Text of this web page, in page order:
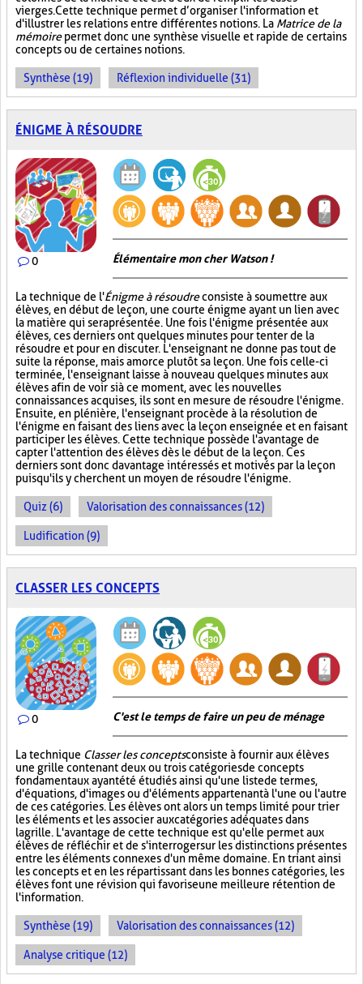
vierges. Cette technique permet d’organiser l'information et
d'illustrer les relations entre différentes notions. La Matrice de la
mémoirepermet donc une synthèse visuelle et rapide de certains
concepts ou de certaines notions.
Synthèse (19) Réflexion individuelle (31)
ÉNIGME À RÉSOUDRE
0 Élémentaire mon cher Watson !
La technique de l'Énigme à résoudreconsiste à soumettre aux
élèves, en début de leçon, une courte énigme ayant un lien avec
la matière qui sera présentée. Une fois l'énigme présentée aux
élèves, ces derniers ont quelques minutes pour tenter de la
résoudre et pour en discuter. L'enseignant ne donne pas tout de
suite la réponse, mais amorce plutôt sa leçon. Une fois celle-ci
terminée, l'enseignant laisse à nouveau quelques minutes aux
élèves afin de voir si à ce moment, avec les nouvelles
connaissances acquises, ils sont en mesure de résoudre l'énigme.
Ensuite, en plénière, l'enseignant procède à la résolution de
l'énigme en faisant des liens avec la leçon enseignée et en faisant
participer les élèves. Cette technique possède l'avantage de
capter l'attention des élèves dès le début de la leçon. Ces
derniers sont donc davantage intéressés et motivés par la leçon
puisqu'ils y cherchent un moyen de résoudre l'énigme.
Quiz (6) Valorisation des connaissances (12)
Ludification (9)
CLASSER LES CONCEPTS
0 C'est le temps de faire un peu de ménage
La technique Classer les conceptsconsiste à fournir aux élèves
une grille contenant deux ou trois catégories de concepts
fondamentaux ayant été étudiés ainsi qu'une liste de termes,
d'équations, d'images ou d'éléments appartenant à l'une ou l'autre
de ces catégories. Les élèves ont alors un temps limité pour trier
les éléments et les associer aux catégories adéquates dans
la grille. L'avantage de cette technique est qu'elle permet aux
élèves de réfléchir et de s'interroger sur les distinctions présentes
entre les éléments connexes d'un même domaine. En triant ainsi
les concepts et en les répartissant dans les bonnes catégories, les
élèves font une révision qui favorise une meilleure rétention de
l'information.
Synthèse (19) Valorisation des connaissances (12)
Analyse critique (12)